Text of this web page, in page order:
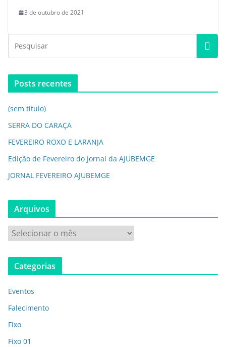
3 de outubro de 2021
Posts recentes
(sem título)
SERRA DO CARAÇA
FEVEREIRO ROXO E LARANJA
Edição de Fevereiro do Jornal da AJUBEMGE
JORNAL FEVEREIRO AJUBEMGE
Arquivos
Categorias
Eventos
Falecimento
Fixo
Fixo 01